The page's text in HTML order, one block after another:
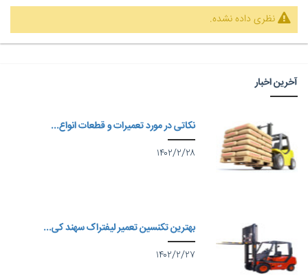
نظری داده نشده.
آخرین اخبار
نکاتی در مورد تعمیرات و قطعات انواع...
۱۴۰۲/۲/۲۸
بهترین تکنسین تعمیر لیفتراک سهند کی...
۱۴۰۲/۲/۲۷